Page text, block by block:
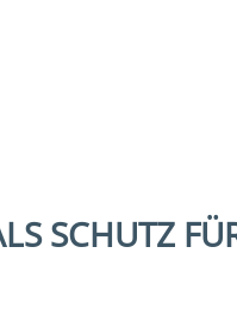
SCHUTZ